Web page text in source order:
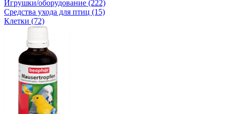
Игрушки/оборудование (222)
Средства ухода для птиц (15)
Клетки (72)